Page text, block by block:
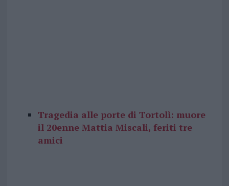
Tragedia alle porte di Tortolì: muore
il 20enne Mattia Miscali, feriti tre
amici